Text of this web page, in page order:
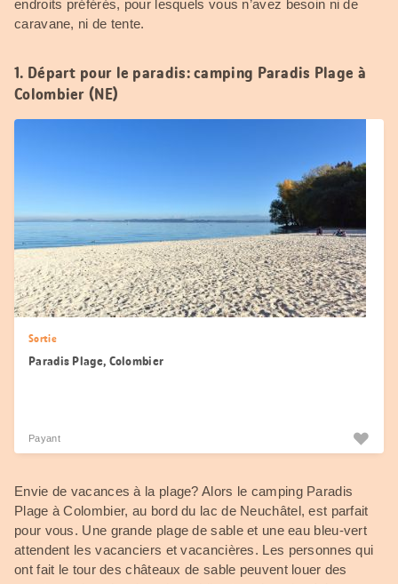
endroits préférés, pour lesquels vous n’avez besoin ni de
caravane, ni de tente.
1. Départ pour le paradis: camping Paradis Plage à
Colombier (NE)
Sortie
Paradis Plage, Colombier
Payant
Envie de vacances à la plage? Alors le camping Paradis
Plage à Colombier, au bord du lac de Neuchâtel, est parfait
pour vous. Une grande plage de sable et une eau bleu-vert
attendent les vacanciers et vacancières. Les personnes qui
ont fait le tour des châteaux de sable peuvent louer des